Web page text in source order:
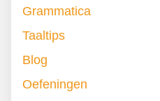
Grammatica
Taaltips
Blog
Oefeningen